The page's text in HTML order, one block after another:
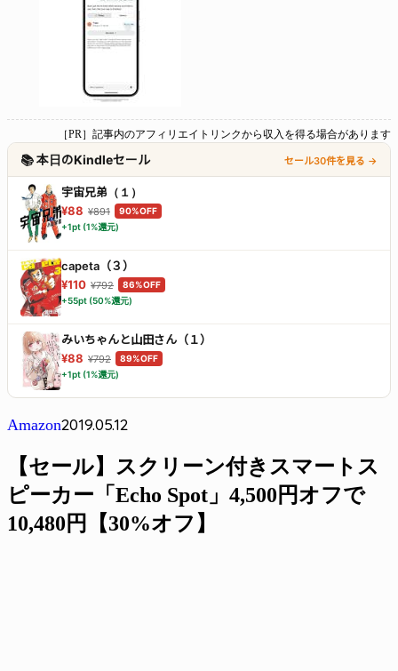
［PR］記事内のアフィリエイトリンクから収入を得る場合があります
📚 本日のKindleセール セール30件を見る →
宇宙兄弟（１）
¥88 ¥891
90%OFF
+1pt (1%還元)
capeta（３）
¥110 ¥792
86%OFF
+55pt (50%還元)
みいちゃんと山田さん（１）
¥88 ¥792
89%OFF
+1pt (1%還元)
Amazon2019.05.12
【セール】スクリーン付きスマートス
ピーカー「Echo Spot」4,500円オフで
10,480円【30%オフ】